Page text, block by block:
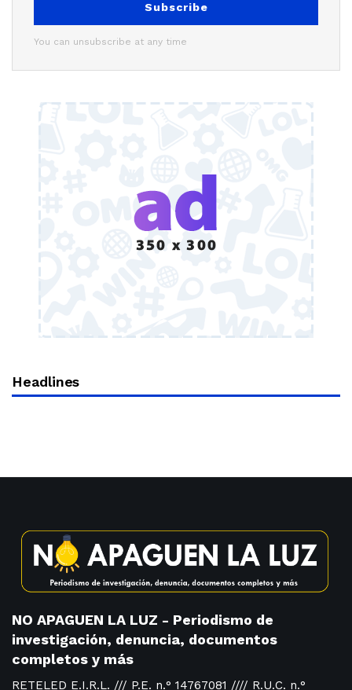
Subscribe
You can unsubscribe at any time
Headlines
NO APAGUEN LA LUZ - Periodismo de
investigación, denuncia, documentos
completos y más
RETELED E.I.R.L. /// P.E. n.° 14767081 //// R.U.C. n.°